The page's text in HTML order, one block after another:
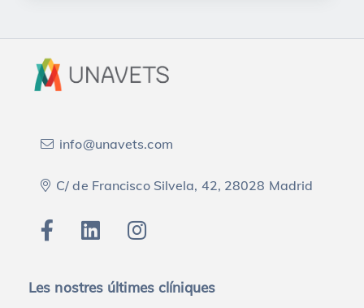
info@unavets.com
C/ de Francisco Silvela, 42, 28028 Madrid
Les nostres últimes clíniques